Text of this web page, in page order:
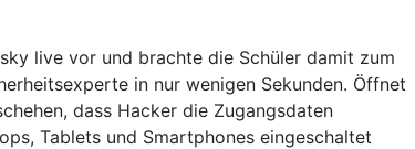
live vor und brachte die Schüler damit zum
in nur wenigen Sekunden. Öffnet
dass Hacker die Zugangsdaten
Tablets und Smartphones eingeschaltet